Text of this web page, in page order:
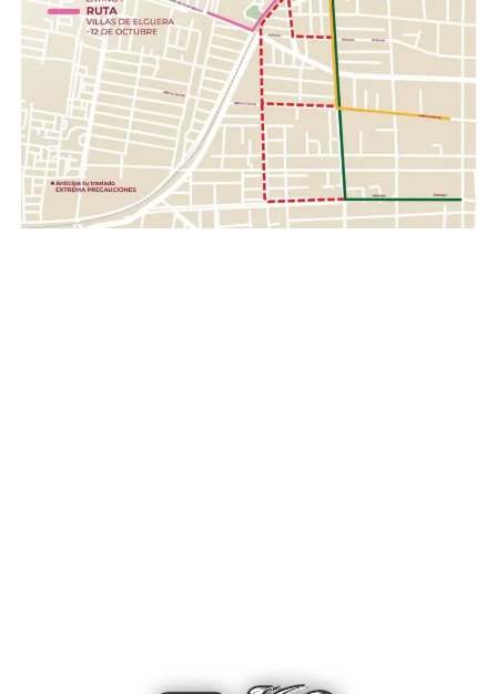
cascos, pilas.
Con esta acción, el Gobierno de la Gente, a través del
Sistema DIF Estatal Guanajuato y el Voluntariado de la
Gente, fortalece los valores de solidaridad, empatía y
unión entre las familias guanajuatenses, impulsando una
red de apoyo que permita llevar esperanza y ayuda a
quienes hoy enfrentan una de las situaciones más
complejas de su historia reciente.